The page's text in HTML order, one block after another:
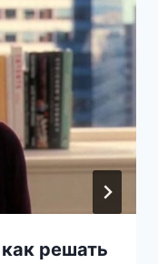
решать